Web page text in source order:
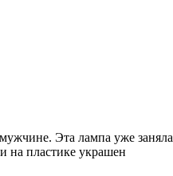
Эта лампа уже заняла
на пластике украшен